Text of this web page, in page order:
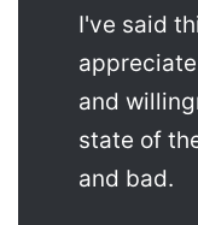
I've said
and
state of
and bad.